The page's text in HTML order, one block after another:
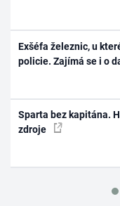
Exšéfa železnic, u
policie. Zajímá se i o
Sparta bez kapitána.
zdroje